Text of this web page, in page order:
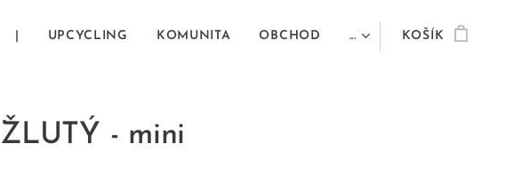
UPCYCLING KOMUNITA OBCHOD ... KOŠÍK
ŽLUTÝ - mini